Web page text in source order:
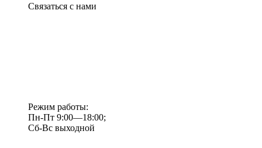
Связаться с нами
Режим работы:
Пн-Пт 9:00—18:00;
Сб-Вс выходной